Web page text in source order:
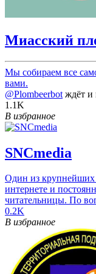
Миасский
Мы собираем все
вами.
@Plombeerbot ждёт и
1.1K
В избранное
SNCmedia
Один из крупнейших
интернете и
читательницы. По
0.2K
В избранное